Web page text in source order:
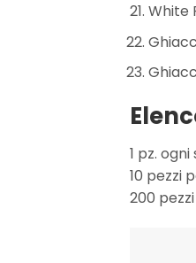
White
1 pz.
10 pezzi
200